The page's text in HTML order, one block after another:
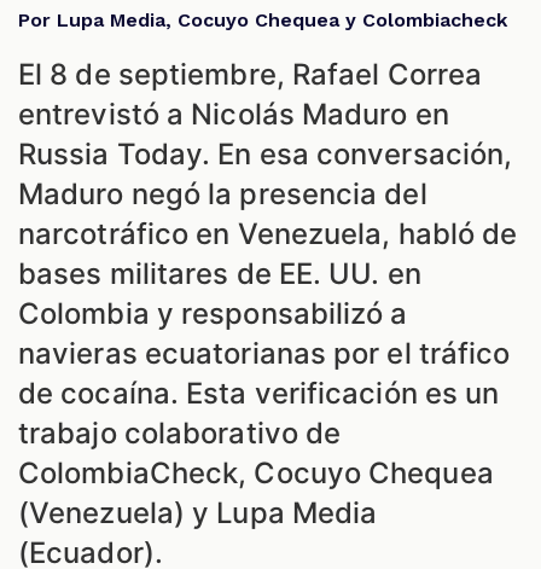
Por Lupa Media, Cocuyo Chequea y Colombiacheck
El 8 de septiembre, Rafael Correa
entrevistó a Nicolás Maduro en
Russia Today. En esa conversación,
Maduro negó la presencia del
narcotráfico en Venezuela, habló de
bases militares de EE. UU. en
Colombia y responsabilizó a
navieras ecuatorianas por el tráfico
de cocaína. Esta verificación es un
trabajo colaborativo de
ColombiaCheck, Cocuyo Chequea
(Venezuela) y Lupa Media
(Ecuador).